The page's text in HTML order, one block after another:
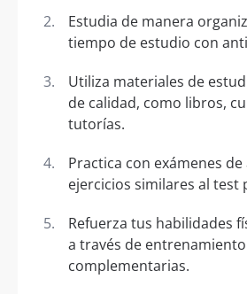
Estudia de manera
tiempo de estudio con
Utiliza materiales de
de calidad, como libros,
tutorías.
Practica con exámenes
ejercicios similares al test
Refuerza tus habilidades
a través de
complementarias.